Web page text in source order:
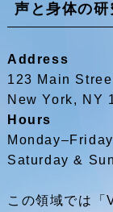
声と身体の研
Address
123 Main
New York, NY
Hours
Saturday &
この領域では「